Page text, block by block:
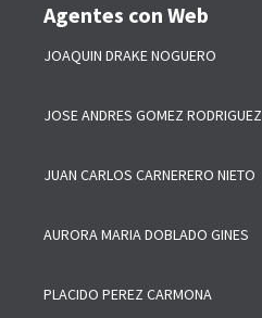
Agentes con Web
JOAQUIN DRAKE NOGUERO
JOSE ANDRES GOMEZ RODRIGUEZ
JUAN CARLOS CARNERERO NIETO
AURORA MARIA DOBLADO GINES
PLACIDO PEREZ CARMONA